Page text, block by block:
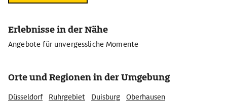
Erlebnisse in der Nähe
Angebote für unvergessliche Momente
Orte und Regionen in der Umgebung
Düsseldorf Ruhrgebiet Duisburg Oberhausen